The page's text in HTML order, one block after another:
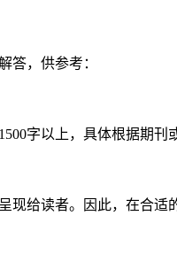
答，供参考：
字以上，具体根据期刊
给读者。因此，在合适